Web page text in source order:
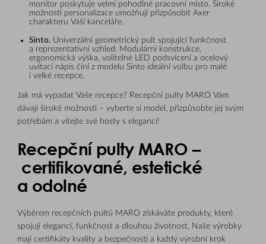
monitor poskytuje velmi pohodlné pracovní místo. Široké
možnosti personalizace umožňují přizpůsobit Axer
charakteru Vaší kanceláře.
Sinto. Univerzální geometrický pult spojující funkčnost
a reprezentativní vzhled. Modulární konstrukce,
ergonomická výška, volitelné LED podsvícení a ocelový
uvítací nápis činí z modelu Sinto ideální volbu pro malé
i velké recepce.
Jak má vypadat Vaše recepce? Recepční pulty MARO Vám
dávají široké možnosti – vyberte si model, přizpůsobte jej svým
potřebám a vítejte své hosty s elegancí!
Recepční pulty MARO –
certifikované, estetické
a odolné
Výběrem recepčních pultů MARO získáváte produkty, které
spojují eleganci, funkčnost a dlouhou životnost. Naše výrobky
mají certifikáty kvality a bezpečnosti a každý výrobní krok